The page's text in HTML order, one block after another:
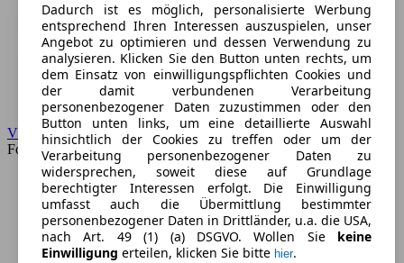
VW
Forum
Dadurch ist es möglich, personalisierte Werbung
entsprechend Ihren Interessen auszuspielen, unser
Angebot zu optimieren und dessen Verwendung zu
analysieren. Klicken Sie den Button unten rechts, um
dem Einsatz von einwilligungspflichten Cookies und
der damit verbundenen Verarbeitung
personenbezogener Daten zuzustimmen oder den
Button unten links, um eine detaillierte Auswahl
hinsichtlich der Cookies zu treffen oder um der
Verarbeitung personenbezogener Daten zu
widersprechen, soweit diese auf Grundlage
berechtigter Interessen erfolgt. Die Einwilligung
umfasst auch die Übermittlung bestimmter
personenbezogener Daten in Drittländer, u.a. die USA,
nach Art. 49 (1) (a) DSGVO. Wollen Sie keine
Einwilligung erteilen, klicken Sie bitte hier.